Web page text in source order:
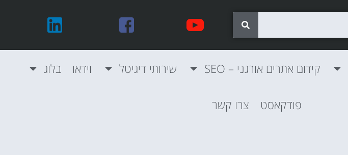
קידום אתרים אורגני – SEO שירותי דיגיטל וידאו בלוג
פודקאסט צרו קשר